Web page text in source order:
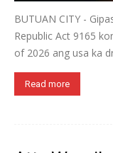
BUTUAN CITY -
Republic Act 9165
of 2026 ang usa ka
Read more